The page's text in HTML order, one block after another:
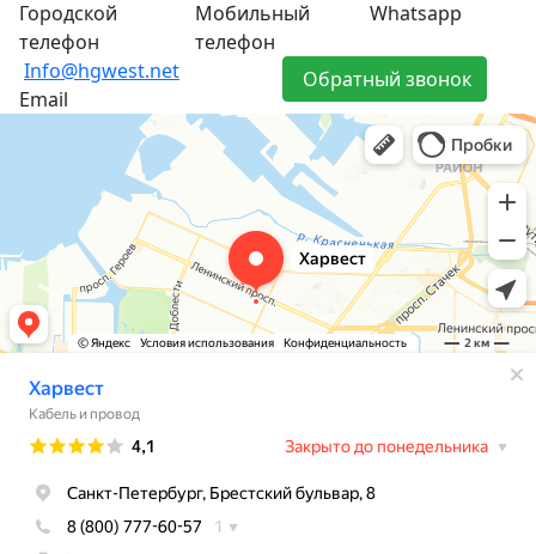
Городской
телефон
Мобильный
телефон
Whatsapp
Info@hgwest.net
Email
Обратный звонок